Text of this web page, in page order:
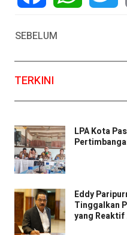
SEBELUM
TERKINI
LPA Kota
Eddy
Tinggalkan
yang Reaktif